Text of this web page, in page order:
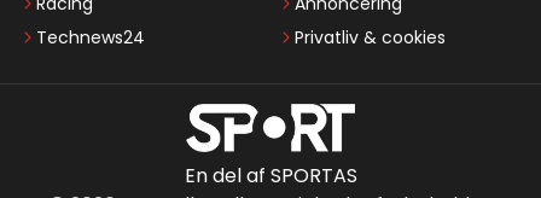
Technews24
Privatliv & cookies
En del af SPORTAS